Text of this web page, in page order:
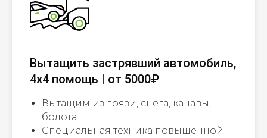
Вытащить застрявший автомобиль,
4х4 помощь | от 5000₽
Вытащим из грязи, снега, канавы,
болота
Специальная техника повышенной